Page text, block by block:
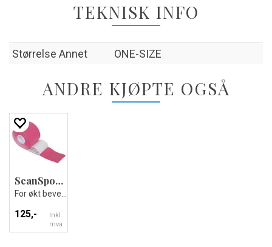
TEKNISK INFO
Størrelse Annet ONE-SIZE
ANDRE KJØPTE OGSÅ
ScanSport Kinesiologitape
125,-
Inkl.
mva